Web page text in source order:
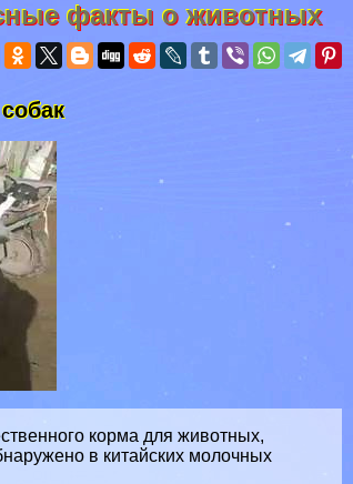
факты о животных
корма для животных,
в китайских молочных